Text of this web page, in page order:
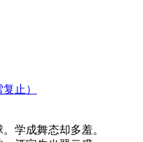
止）
学成舞态却多羞。